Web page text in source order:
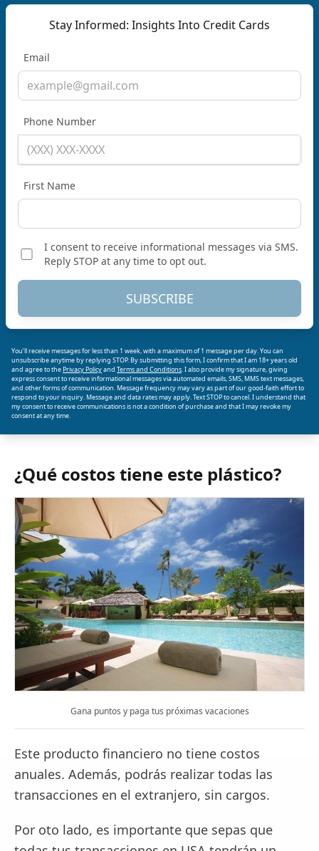
Stay Informed: Insights Into Credit Cards
Email
Phone Number
First Name
I consent to receive informational messages via SMS.
Reply STOP at any time to opt out.
SUBSCRIBE
You’ll receive messages for less than 1 week, with a maximum of 1 message per day. You can
unsubscribe anytime by replying STOP. By submitting this form, I confirm that I am 18+ years old
and agree to thePrivacy Policyand Terms and Conditions. I also provide my signature, giving
express consent to receive informational messages via automated emails, SMS, MMS text messages,
and other forms of communication. Message frequency may vary as part of our good-faith effort to
respond to your inquiry. Message and data rates may apply. Text STOP to cancel. I understand that
my consent to receive communications is not a condition of purchase and that I may revoke my
consent at any time.
¿Qué costos tiene este plástico?
Gana puntos y paga tus próximas vacaciones
Este producto financiero no tiene costos
anuales. Además, podrás realizar todas las
transacciones en el extranjero, sin cargos.
Por oto lado, es importante que sepas que